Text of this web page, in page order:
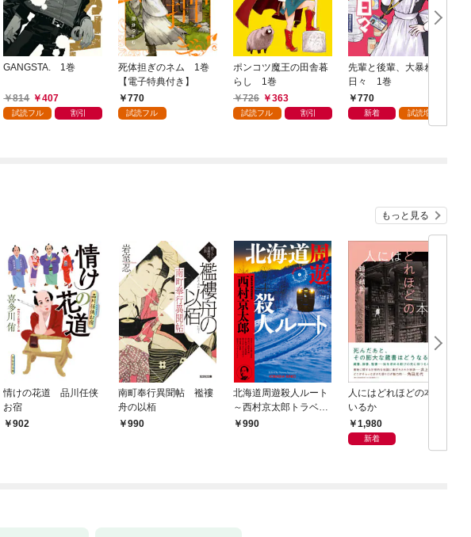
GANGSTA. 1巻
814 407
試読フル 割引
死体担ぎのネム 1巻
【電子特典付き】
770
試読フル
ポンコツ魔王の田舎暮
らし 1巻
726
363
試読フル 割引
先輩と後輩、大暴れの
日々 1巻
770
新着 試読増量
もっと見る
情けの花道 品川任侠
お宿
902
南町奉行異聞帖 襤褸
舟の以栢
990
北海道周遊殺人ルート
～西村京太郎トラベル
ミステリー・セレクシ
990
人にはどれほどの本が
いるか
1,980
新着